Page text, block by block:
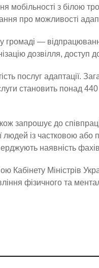
мобільності з білою
про можливості
у громаді —
дозвілля, доступ
послуг адаптації.
становить понад
запрошує до
людей із частковою
наявність
Кабінету Міністрів
фізичного та